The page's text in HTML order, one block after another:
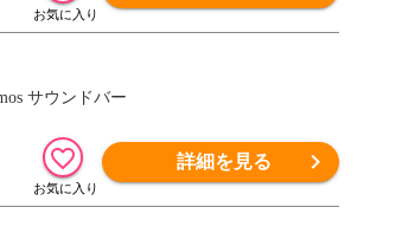
サウンドバー
詳細を見る